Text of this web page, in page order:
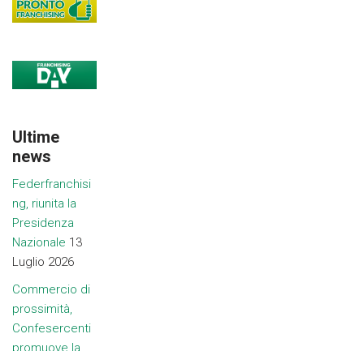
Ultime
news
Federfranchisi
ng, riunita la
Presidenza
Nazionale 13
Luglio 2026
Commercio di
prossimità,
Confesercenti
promuove la